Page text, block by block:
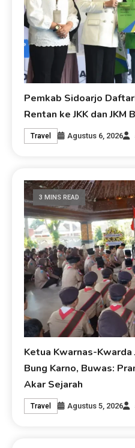
Pemkab Sidoarjo
Rentan ke JKK dan JKM
Travel Agustus 6, 2026
3 MINS READ
Ketua Kwarnas-Kwarda
Bung Karno, Buwas:
Akar Sejarah
Travel Agustus 5, 2026